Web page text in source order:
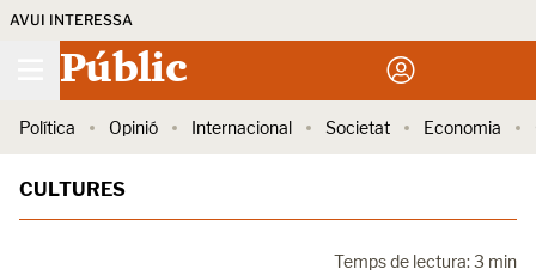
AVUI INTERESSA
Públic
Política Opinió Internacional Societat Economia
CULTURES
Temps de lectura: 3 min